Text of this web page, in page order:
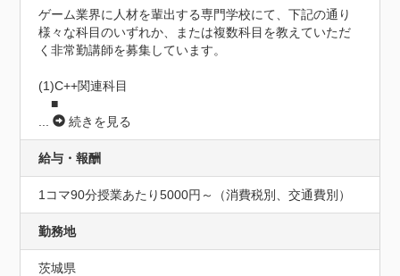
ゲーム業界に人材を輩出する専門学校にて、下記の通り
様々な科目のいずれか、または複数科目を教えていただ
く非常勤講師を募集しています。
(1)C++関連科目
■
...
続きを見る
給与・報酬
1コマ90分授業あたり5000円～（消費税別、交通費別）
勤務地
茨城県